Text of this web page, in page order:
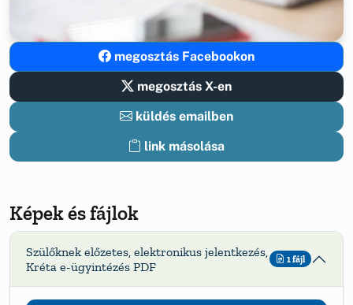
megosztás Facebookon
megosztás X-en
küldés emailben
link másolása
Képek és fájlok
Szülőknek előzetes, elektronikus jelentkezés,
Kréta e-ügyintézés PDF
1 fájl